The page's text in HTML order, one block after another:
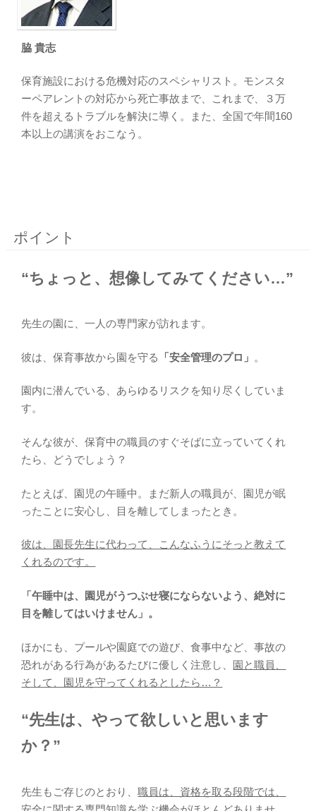
脇 貴志
保育施設における危機対応のスペシャリスト。モンスタ
ーペアレントの対応から死亡事故まで、これまで、３万
件を超えるトラブルを解決に導く。また、全国で年間160
本以上の講演をおこなう。
ポイント
“ちょっと、想像してみてください…”
先生の園に、一人の専門家が訪れます。
彼は、保育事故から園を守る 「安全管理のプロ」 。
園内に潜んでいる、あらゆるリスクを知り尽くしていま
す。
そんな彼が、保育中の職員のすぐそばに立っていてくれ
たら、どうでしょう？
たとえば、園児の午睡中。まだ新人の職員が、園児が眠
ったことに安心し、目を離してしまったとき。
彼は、園長先生に代わって、こんなふうにそっと教えて
くれるのです。
「午睡中は、園児がうつぶせ寝にならないよう、絶対に
目を離してはいけません」。
ほかにも、プールや園庭での遊び、食事中など、事故の
恐れがある行為があるたびに優しく注意し、 園と職員、
そして、園児を守ってくれるとしたら…？
“先生は、やって欲しいと思います
か？”
先生もご存じのとおり、職員は、資格を取る段階では、